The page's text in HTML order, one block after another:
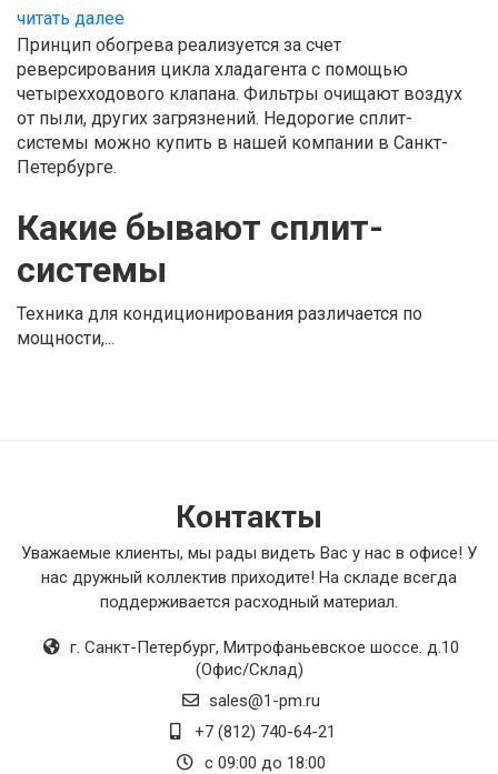
читать далее
Принцип обогрева реализуется за счет
реверсирования цикла хладагента с помощью
четырехходового клапана. Фильтры очищают воздух
от пыли, других загрязнений. Недорогие сплит-
системы можно купить в нашей компании в Санкт-
Петербурге.
Какие бывают сплит-
системы
Техника для кондиционирования различается по
мощности,...
Контакты
Уважаемые клиенты, мы рады видеть Вас у нас в офисе! У
нас дружный коллектив приходите! На складе всегда
поддерживается расходный материал.
г. Санкт-Петербург, Митрофаньевское шоссе. д.10
(Офис/Склад)
sales@1-pm.ru
+7 (812) 740-64-21
с 09:00 до 18:00